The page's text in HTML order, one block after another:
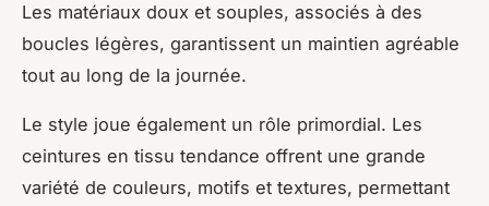
Les matériaux doux et souples, associés à des
boucles légères, garantissent un maintien agréable
tout au long de la journée.
Le style joue également un rôle primordial. Les
ceintures en tissu tendance offrent une grande
variété de couleurs, motifs et textures, permettant